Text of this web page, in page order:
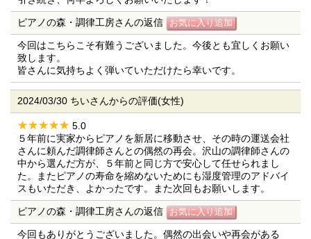
ピアノの森・調律工房さんの返信
今回はこちらこそ有難うございました。今後とも宜しくお願い
致します。
皆さんに気持ちよく弾いていただけたら幸いです。
2024/03/30 ちいさんからの評価(女性)
5.0
５年前に実家からピアノを新居に移動させ、その時の運送会社
さんに頼んだ調律師さんとの偶然の再会。沢山の調律師さんの
中から選んだ方が、５年前と同じ方で安心して任せられまし
た。またピアノの寿命を縮めないためにも湿度管理のアドバイ
スもいただき、よかったです。また次回もお願いします。
ピアノの森・調律工房さんの返信
今回もありがとうございました。偶然の出会いや再会がある